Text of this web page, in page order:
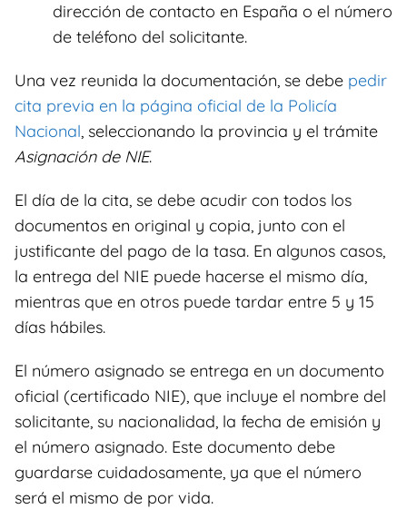
dirección de contacto en España o el número
de teléfono del solicitante.
Una vez reunida la documentación, se debe pedir
cita previa en la página oficial de la Policía
Nacional, seleccionando la provincia y el trámite
Asignación de NIE.
El día de la cita, se debe acudir con todos los
documentos en original y copia, junto con el
justificante del pago de la tasa. En algunos casos,
la entrega del NIE puede hacerse el mismo día,
mientras que en otros puede tardar entre 5 y 15
días hábiles.
El número asignado se entrega en un documento
oficial (certificado NIE), que incluye el nombre del
solicitante, su nacionalidad, la fecha de emisión y
el número asignado. Este documento debe
guardarse cuidadosamente, ya que el número
será el mismo de por vida.